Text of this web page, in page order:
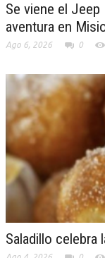
Se viene el
aventura en
Ago 6, 2026 0
Saladillo celebra